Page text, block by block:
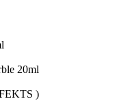
20ml
)